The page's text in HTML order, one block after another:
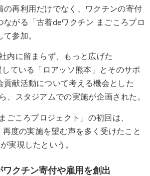
の再利用だけでなく、ワクチンの寄付
ながる「古着deワクチン まごころプロ
参加。
内に留まらず、もっと広げた
している「ロアッソ熊本」とそのサポ
貢献活動について考える機会とした
、スタジアムでの実施が企画された。
ごころプロジェクト」の初回は、
度の実施を望む声を多く受けたこと
実現したという。
クチン寄付や雇用を創出